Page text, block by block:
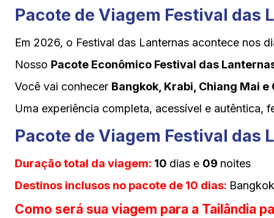
Pacote de Viagem Festival
Em 2026, o Festival das Lanternas acontece nos
Nosso Pacote Econômico Festival das
Você vai conhecer Bangkok, Krabi, Chiang Mai e
Uma experiência completa, acessível e autêntica,
Pacote de Viagem Festival das
Duração total da viagem: 10 dias e 09 noites
Destinos inclusos no pacote de 10 dias:
Como será sua viagem para a Tailândia